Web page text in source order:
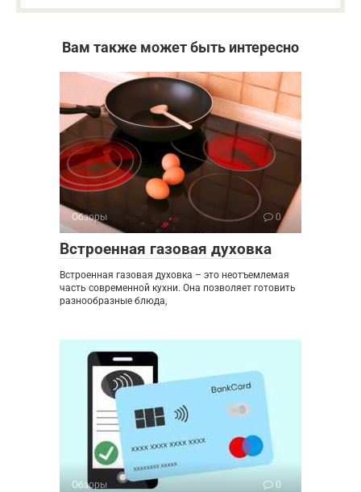
Вам также может быть интересно
Обзоры 0
Встроенная газовая духовка
Встроенная газовая духовка – это неотъемлемая
часть современной кухни. Она позволяет готовить
разнообразные блюда,
Обзоры 0